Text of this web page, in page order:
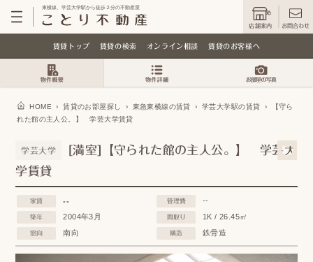
東横線、学芸大学駅から徒歩２分の不動産屋
店舗案内 お問合わせ
賃貸トップ 賃貸の検索 オンライン相談 賃貸のお客様へ
HOME › 賃貸のお部屋探し › 東急東横線の賃貸 › 学芸大学駅の賃貸 ›
【守ら
れた館の主人公。】 学芸大学賃貸
学芸大学
[満室]【守られた館の主人公。】 学芸大
学賃貸
家賃 -- 管理費 --
築年 2004年3月 間取り 1K / 26.45㎡
窓向 南向 構造 鉄骨造